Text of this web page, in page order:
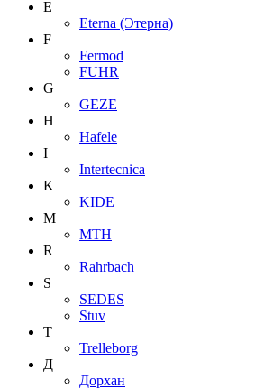
E
Eterna (Этерна)
F
Fermod
FUHR
G
GEZE
H
Hafele
I
Intertecnica
K
KIDE
M
MTH
R
Rahrbach
S
SEDES
Stuv
T
Trelleborg
Д
Дорхан